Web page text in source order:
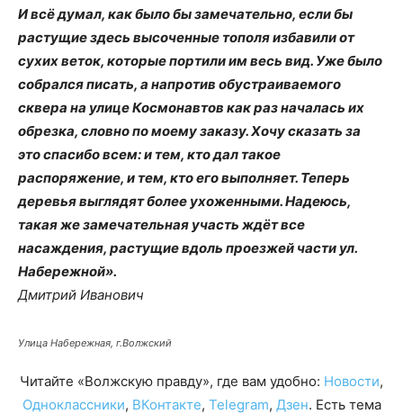
И всё думал, как было бы замечательно, если бы
растущие здесь высоченные тополя избавили от
сухих веток, которые портили им весь вид. Уже было
собрался писать, а напротив обустраиваемого
сквера на улице Космонавтов как раз началась их
обрезка, словно по моему заказу. Хочу сказать за
это спасибо всем: и тем, кто дал такое
распоряжение, и тем, кто его выполняет. Теперь
деревья выглядят более ухоженными. Надеюсь,
такая же замечательная участь ждёт все
насаждения, растущие вдоль проезжей части ул.
Набережной».
Дмитрий Иванович
Улица Набережная, г.Волжский
Читайте «Волжскую правду», где вам удобно: Новости,
Одноклассники, ВКонтакте, Telegram, Дзен. Есть тема